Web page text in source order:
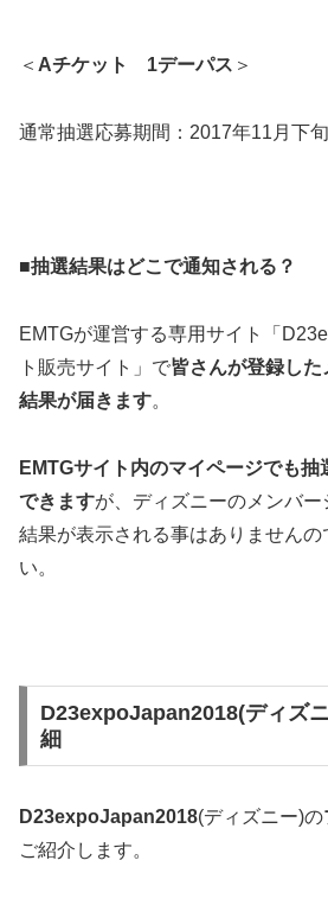
＜ Aチケット 1デーパス ＞
通常抽選応募期間：2017年11月下旬
■抽選結果はどこで通知される？
EMTGが運営する専用サイト「
ト販売サイト」で皆さんが登録し
結果が届きます。
EMTGサイト内のマイページでも
できますが、ディズニーのメンバ
結果が表示される事はありませんの
い。
D23expoJapan2018(ディズ
細
D23expoJapan2018(ディズニー)の
ご紹介します。